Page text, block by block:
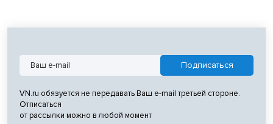
VN.ru обязуется не передавать Ваш e-mail третьей стороне.
Отписаться
от рассылки можно в любой момент